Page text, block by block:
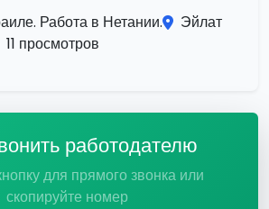
Работа в Нетании.
Эйлат
11 просмотров
работодателю
для прямого звонка или
скопируйте номер